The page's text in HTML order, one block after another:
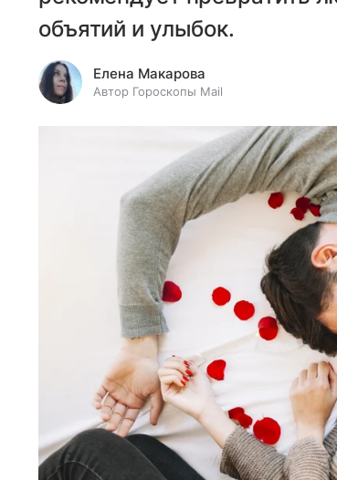
объятий и улыбок.
Елена Макарова
Автор Гороскопы Mail